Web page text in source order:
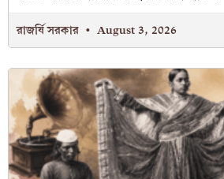
রাজর্ষি সরকার August 3, 2026